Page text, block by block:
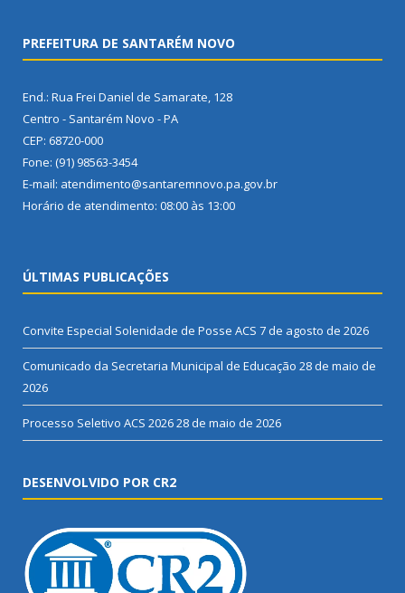
PREFEITURA DE SANTARÉM NOVO
End.: Rua Frei Daniel de Samarate, 128
Centro - Santarém Novo - PA
CEP: 68720-000
Fone: (91) 98563-3454
E-mail: atendimento@santaremnovo.pa.gov.br
Horário de atendimento: 08:00 às 13:00
ÚLTIMAS PUBLICAÇÕES
Convite Especial Solenidade de Posse ACS 7 de agosto de 2026
Comunicado da Secretaria Municipal de Educação 28 de maio de
2026
Processo Seletivo ACS 202628 de maio de 2026
DESENVOLVIDO POR CR2